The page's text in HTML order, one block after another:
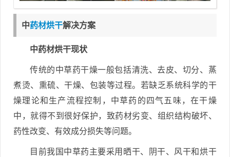
中药材烘干解决方案
中药材烘干现状
传统的中草药干燥一般包括清洗、去皮、切分、蒸
煮烫、熏硫、干燥、包装等过程。若缺乏系统科学的干
燥理论和生产流程控制，中草药的四气五味，在干燥
中，就得不到很好保护，致药材劣变、组织结构破坏、
药性改变、有效成分损失等问题。
目前我国中草药主要采用晒干、阴干、风干和烘干